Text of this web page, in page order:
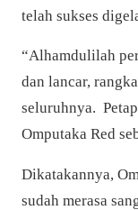
telah sukses
“Alhamdulilah
dan lancar,
seluruhnya.
Omputaka Red
Dikatakannya,
sudah merasa